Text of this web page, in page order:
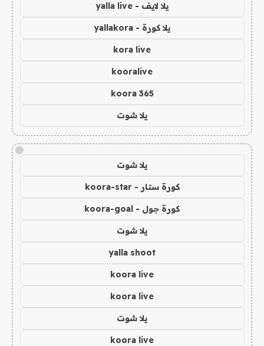
يلا لايف - yalla live
يلا كورة - yallakora
kora live
kooralive
koora 365
يلا شوت
!
يلا شوت
كورة ستار - koora-star
كورة جول - koora-goal
يلا شوت
yalla shoot
koora live
koora live
يلا شوت
koora live